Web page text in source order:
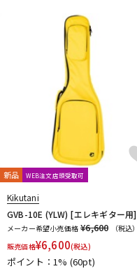
DTM オンライン納品
配信/ライブ機器
中古
新品 WEB注文店頭受取可
Kikutani
GVB-10E (YLW) [エレキギター用]
メーカー希望小売価格 ¥6,600
（税込）
販売価格¥6,600(税込)
ポイント：1% (60pt)